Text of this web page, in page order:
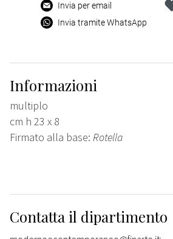
Invia per email
Invia tramite WhatsApp
Informazioni
multiplo
cm h 23 x 8
Firmato alla base: Rotella
Contatta il dipartimento